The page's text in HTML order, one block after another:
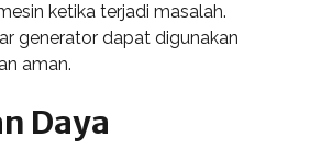
ketika terjadi masalah.
generator dapat digunakan
aman.
Daya